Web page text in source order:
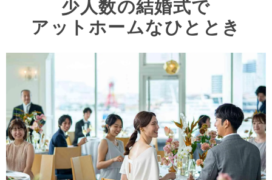
少人数の結婚式で
アットホームなひととき